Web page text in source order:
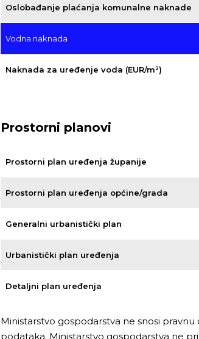
Oslobađanje plaćanja komunalne naknade
Vodna naknada
Naknada za uređenje voda (EUR/m²)
Prostorni planovi
Prostorni plan uređenja županije
Prostorni plan uređenja općine/grada
Generalni urbanistički plan
Urbanistički plan uređenja
Detaljni plan uređenja
Ministarstvo gospodarstva ne snosi
podataka. Ministarstvo gospodarstva ne